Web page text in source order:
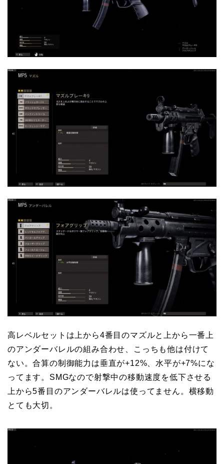
高レベルセットは上から4番目のマズルと上から一番上
のアンダーバレルの組み合わせ、こっちも他は付けて
ない。合算の制御能力は垂直が+12%、水平が+7%にな
ってます。SMGなので射撃中の移動速度を低下させる
上から5番目のアンダーバレルは使ってません。横移動
とても大切。